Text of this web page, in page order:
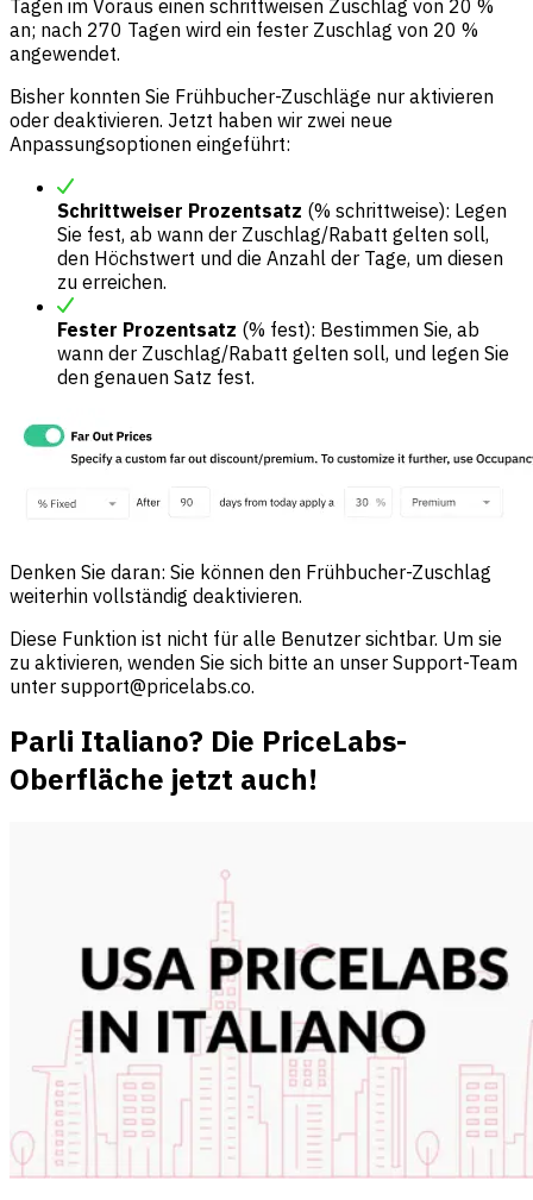
Tagen im Voraus einen schrittweisen Zuschlag von 20 %
an; nach 270 Tagen wird ein fester Zuschlag von 20 %
angewendet.
Bisher konnten Sie Frühbucher-Zuschläge nur aktivieren
oder deaktivieren. Jetzt haben wir zwei neue
Anpassungsoptionen eingeführt:
Schrittweiser Prozentsatz (% schrittweise): Legen
Sie fest, ab wann der Zuschlag/Rabatt gelten soll,
den Höchstwert und die Anzahl der Tage, um diesen
zu erreichen.
Fester Prozentsatz (% fest): Bestimmen Sie, ab
wann der Zuschlag/Rabatt gelten soll, und legen Sie
den genauen Satz fest.
Denken Sie daran: Sie können den Frühbucher-Zuschlag
weiterhin vollständig deaktivieren.
Diese Funktion ist nicht für alle Benutzer sichtbar. Um sie
zu aktivieren, wenden Sie sich bitte an unser Support-Team
unter support@pricelabs.co.
Parli Italiano? Die PriceLabs-
Oberfläche jetzt auch!